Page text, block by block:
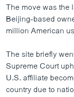
The move was the
Beijing-based
million American
The site briefly
Supreme Court
U.S. affiliate
country due to